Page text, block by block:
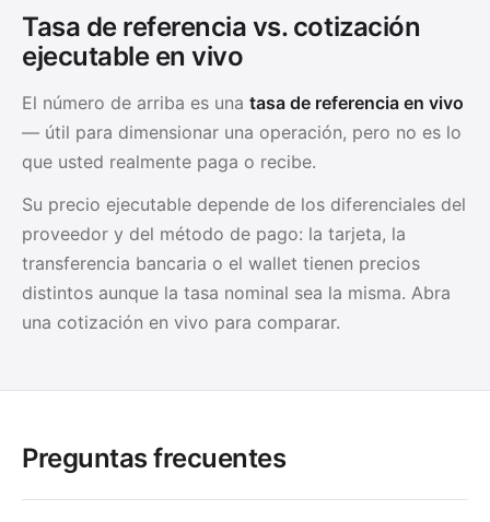
Tasa de referencia vs. cotización
ejecutable en vivo
El número de arriba es una tasa de referencia en vivo
— útil para dimensionar una operación, pero no es lo
que usted realmente paga o recibe.
Su precio ejecutable depende de los diferenciales del
proveedor y del método de pago: la tarjeta, la
transferencia bancaria o el wallet tienen precios
distintos aunque la tasa nominal sea la misma. Abra
una cotización en vivo para comparar.
Preguntas frecuentes